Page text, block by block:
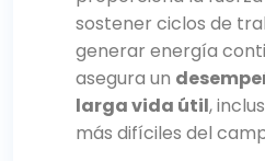
sostener ciclos de
generar energía
asegura un
larga vida útil,
más difíciles del